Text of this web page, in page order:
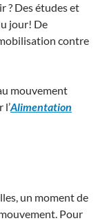
? Des études et
jour! De
contre
mouvement
l’Alimentation
un moment de
Pour